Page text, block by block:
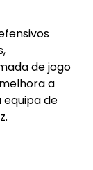
de jogo
a
de